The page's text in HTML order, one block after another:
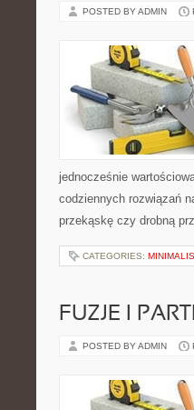
POSTED BY ADMIN
jednocześnie
codziennych rozwiązań
przekąskę czy drobną
CATEGORIES:
FUZJE I
POSTED BY ADMIN